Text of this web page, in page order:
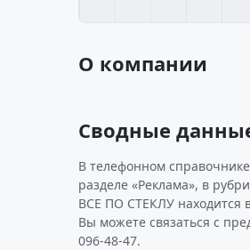
О компании
Сводные
В телефонном
разделе «Реклама», в
ВСЕ ПО СТЕКЛУ находится
Вы можете связаться с
096-48-47.